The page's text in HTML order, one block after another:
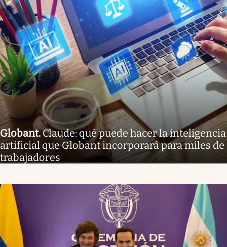
Globant.Claude: qué puede hacer la inteligencia
artificial que Globant incorporará para miles de
trabajadores